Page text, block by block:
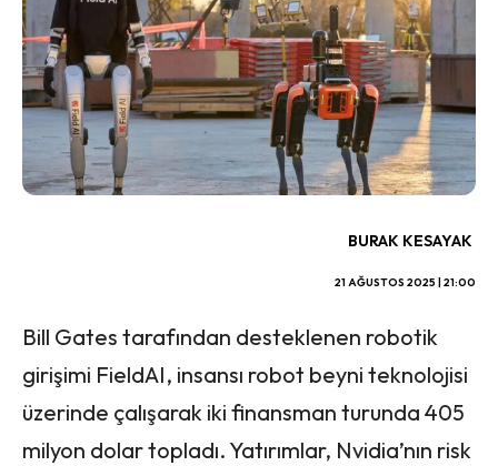
BURAK KESAYAK
21 AĞUSTOS 2025 | 21:00
Bill Gates tarafından desteklenen robotik
girişimi FieldAI, insansı robot beyni teknolojisi
üzerinde çalışarak iki finansman turunda 405
milyon dolar topladı. Yatırımlar, Nvidia’nın risk